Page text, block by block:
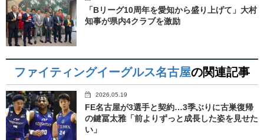
「Bリーグ10周年を愛知から盛り上げて」大村
知事が県内4クラブを激励
ファイティングイーグルス名古屋の関連記事
2026.05.19
FE名古屋が3選手と契約…3季ぶりに古巣復帰
の鍵冨太雅「前よりずっと成長した姿を見せた
い」